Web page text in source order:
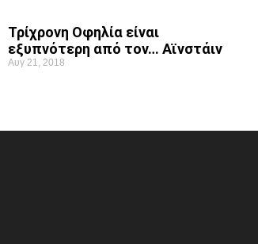
Τρίχρονη Οφηλία είναι
εξυπνότερη από τον… Αϊνστάιν
Αυγ 21, 2018